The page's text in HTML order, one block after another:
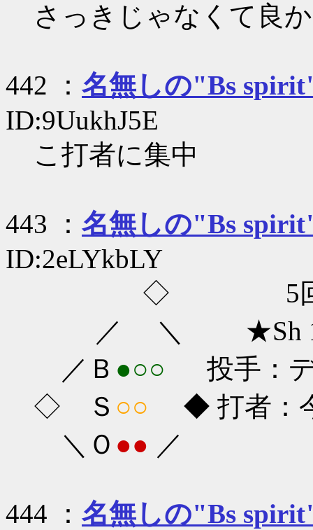
さっきじゃなくて良
442 ： 名無しの"Bs
ID:9UukhJ5E
こ打者に集中
443 ： 名無しの"Bs
ID:2eLYkbLY
◇ 5回
／ ＼ ★Sh
／Ｂ ●○○ 投手：デ
◇ Ｓ ○○ ◆ 打者：今
＼Ｏ ●● ／
444 ： 名無しの"Bs